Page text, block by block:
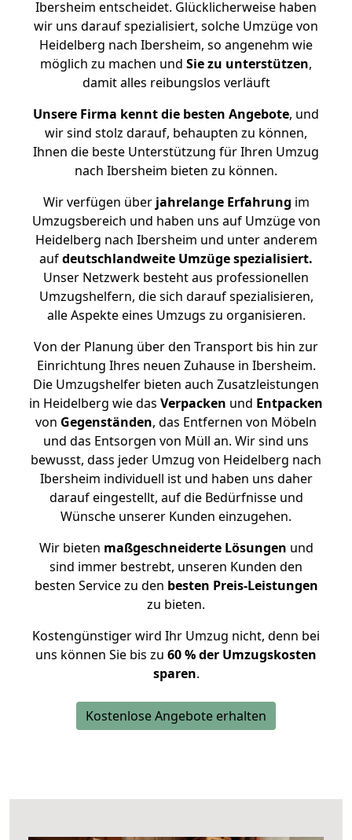
Ibersheim entscheidet. Glücklicherweise haben
wir uns darauf spezialisiert, solche Umzüge von
Heidelberg nach Ibersheim, so angenehm wie
möglich zu machen und Sie zu unterstützen,
damit alles reibungslos verläuft
Unsere Firma kennt die besten Angebote, und
wir sind stolz darauf, behaupten zu können,
Ihnen die beste Unterstützung für Ihren Umzug
nach Ibersheim bieten zu können.
Wir verfügen überjahrelange Erfahrung im
Umzugsbereich und haben uns auf Umzüge von
Heidelberg nach Ibersheim und unter anderem
aufdeutschlandweite Umzüge spezialisiert.
Unser Netzwerk besteht aus professionellen
Umzugshelfern, die sich darauf spezialisieren,
alle Aspekte eines Umzugs zu organisieren.
Von der Planung über den Transport bis hin zur
Einrichtung Ihres neuen Zuhause in Ibersheim.
Die Umzugshelfer bieten auch Zusatzleistungen
in Heidelberg wie das Verpacken und Entpacken
von Gegenständen, das Entfernen von Möbeln
und das Entsorgen von Müll an. Wir sind uns
bewusst, dass jeder Umzug von Heidelberg nach
Ibersheim individuell ist und haben uns daher
darauf eingestellt, auf die Bedürfnisse und
Wünsche unserer Kunden einzugehen.
Wir bieten maßgeschneiderte Lösungen und
sind immer bestrebt, unseren Kunden den
besten Service zu den besten Preis-Leistungen
zu bieten.
Kostengünstiger wird Ihr Umzug nicht, denn bei
uns können Sie bis zu 60 % der Umzugskosten
sparen.
Kostenlose Angebote erhalten